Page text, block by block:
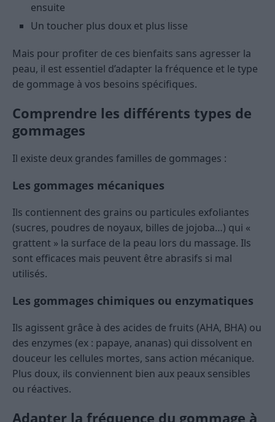
ensuite
Un toucher plus doux et plus lisse
Mais pour profiter de ces bienfaits sans agresser la
peau, il est essentiel d’adapter la fréquence et le type
de gommage à vos besoins spécifiques.
Comprendre les différents types de
gommages
Il existe deux grandes familles de gommages :
Les gommages mécaniques
Ils contiennent des grains ou particules exfoliantes
(sucres, poudres de noyaux, billes de jojoba…) qui «
grattent » la surface de la peau lors du massage. Ils
sont efficaces mais peuvent être abrasifs si mal
utilisés.
Les gommages chimiques ou enzymatiques
Ils agissent grâce à des acides de fruits (AHA, BHA) ou
des enzymes (ex : papaye, ananas) qui dissolvent en
douceur les cellules mortes, sans action mécanique.
Plus doux, ils conviennent bien aux peaux sensibles
ou réactives.
Adapter la fréquence du gommage à